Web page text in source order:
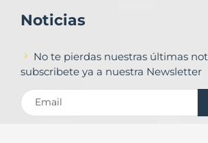
Noticias
No te pierdas nuestras últimas
subscribete ya a nuestra Newsletter